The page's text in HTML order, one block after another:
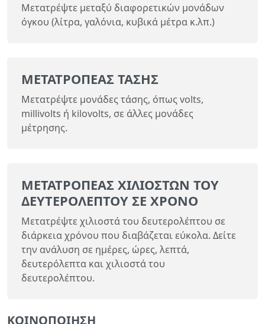
Μετατρέψτε μεταξύ διαφορετικών μονάδων
όγκου (λίτρα, γαλόνια, κυβικά μέτρα κ.λπ.)
ΜΕΤΑΤΡΟΠΈΑΣ ΤΆΣΗΣ
Μετατρέψτε μονάδες τάσης, όπως volts,
millivolts ή kilovolts, σε άλλες μονάδες
μέτρησης.
ΜΕΤΑΤΡΟΠΈΑΣ ΧΙΛΙΟΣΤΏΝ ΤΟΥ
ΔΕΥΤΕΡΟΛΈΠΤΟΥ ΣΕ ΧΡΌΝΟ
Μετατρέψτε χιλιοστά του δευτερολέπτου σε
διάρκεια χρόνου που διαβάζεται εύκολα. Δείτε
την ανάλυση σε ημέρες, ώρες, λεπτά,
δευτερόλεπτα και χιλιοστά του
δευτερολέπτου.
ΚΟΙΝΟΠΟΊΗΣΗ